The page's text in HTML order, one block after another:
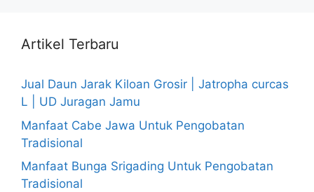
Artikel Terbaru
Jual Daun Jarak Kiloan Grosir | Jatropha curcas
L | UD Juragan Jamu
Manfaat Cabe Jawa Untuk Pengobatan
Tradisional
Manfaat Bunga Srigading Untuk Pengobatan
Tradisional